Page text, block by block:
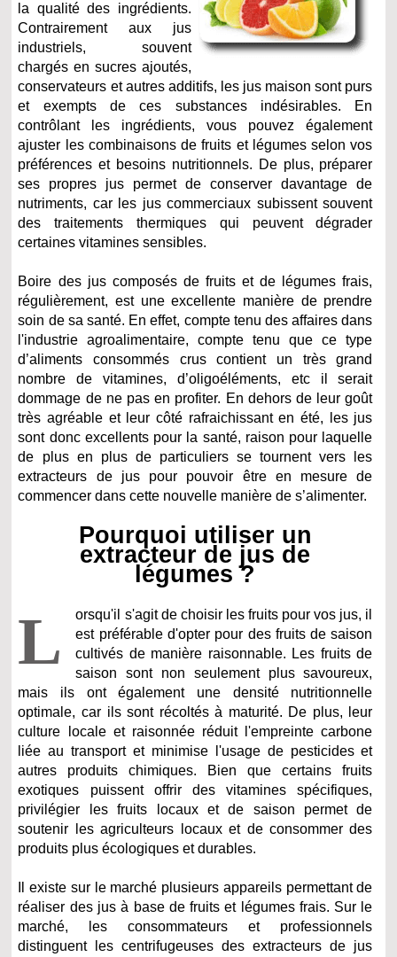
la qualité des ingrédients.
Contrairement aux jus
industriels, souvent
chargés en sucres ajoutés,
conservateurs et autres additifs, les jus maison sont purs
et exempts de ces substances indésirables. En
contrôlant les ingrédients, vous pouvez également
ajuster les combinaisons de fruits et légumes selon vos
préférences et besoins nutritionnels. De plus, préparer
ses propres jus permet de conserver davantage de
nutriments, car les jus commerciaux subissent souvent
des traitements thermiques qui peuvent dégrader
certaines vitamines sensibles.
Boire des jus composés de fruits et de légumes frais,
régulièrement, est une excellente manière de prendre
soin de sa santé. En effet, compte tenu des affaires dans
l'industrie agroalimentaire, compte tenu que ce type
d’aliments consommés crus contient un très grand
nombre de vitamines, d’oligoéléments, etc il serait
dommage de ne pas en profiter. En dehors de leur goût
très agréable et leur côté rafraichissant en été, les jus
sont donc excellents pour la santé, raison pour laquelle
de plus en plus de particuliers se tournent vers les
extracteurs de jus pour pouvoir être en mesure de
commencer dans cette nouvelle manière de s’alimenter.
Pourquoi utiliser un
extracteur de jus de
légumes ?
L
orsqu'il s'agit de choisir les fruits pour vos jus, il
est préférable d'opter pour des fruits de saison
cultivés de manière raisonnable. Les fruits de
saison sont non seulement plus savoureux,
mais ils ont également une densité nutritionnelle
optimale, car ils sont récoltés à maturité. De plus, leur
culture locale et raisonnée réduit l'empreinte carbone
liée au transport et minimise l'usage de pesticides et
autres produits chimiques. Bien que certains fruits
exotiques puissent offrir des vitamines spécifiques,
privilégier les fruits locaux et de saison permet de
soutenir les agriculteurs locaux et de consommer des
produits plus écologiques et durables.
Il existe sur le marché plusieurs appareils permettant de
réaliser des jus à base de fruits et légumes frais. Sur le
marché, les consommateurs et professionnels
distinguent les centrifugeuses des extracteurs de jus